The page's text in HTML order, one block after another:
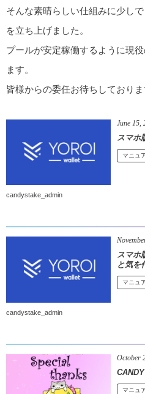
そんな素晴らしい仕組みに少し
を立ち上げました。
プールが安定稼働するように現
ます。
皆様からの委任お待ちしておりま
June 15 ,
スマホ
マニュ
candystake_admin
スマホ
と気を
マニュ
candystake_admin
October
マニュ